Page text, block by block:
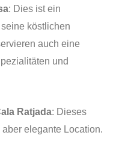
: Dies ist ein
köstlichen
auch eine
und
Ratjada: Dieses
elegante Location.